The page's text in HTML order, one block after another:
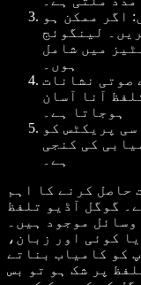
اگر ممکن ہو
لینگوئج
میں شامل
ہوں۔
صوتی نشانات
آنا آسان
ہوجاتا ہے۔
پریکٹس کو
کی کنجی
ہے۔
حاصل کرنے کا اہم
موجود ہیں۔
کوئی اور زبان،
کو کامیاب بناتے
پر شک ہو تو بس